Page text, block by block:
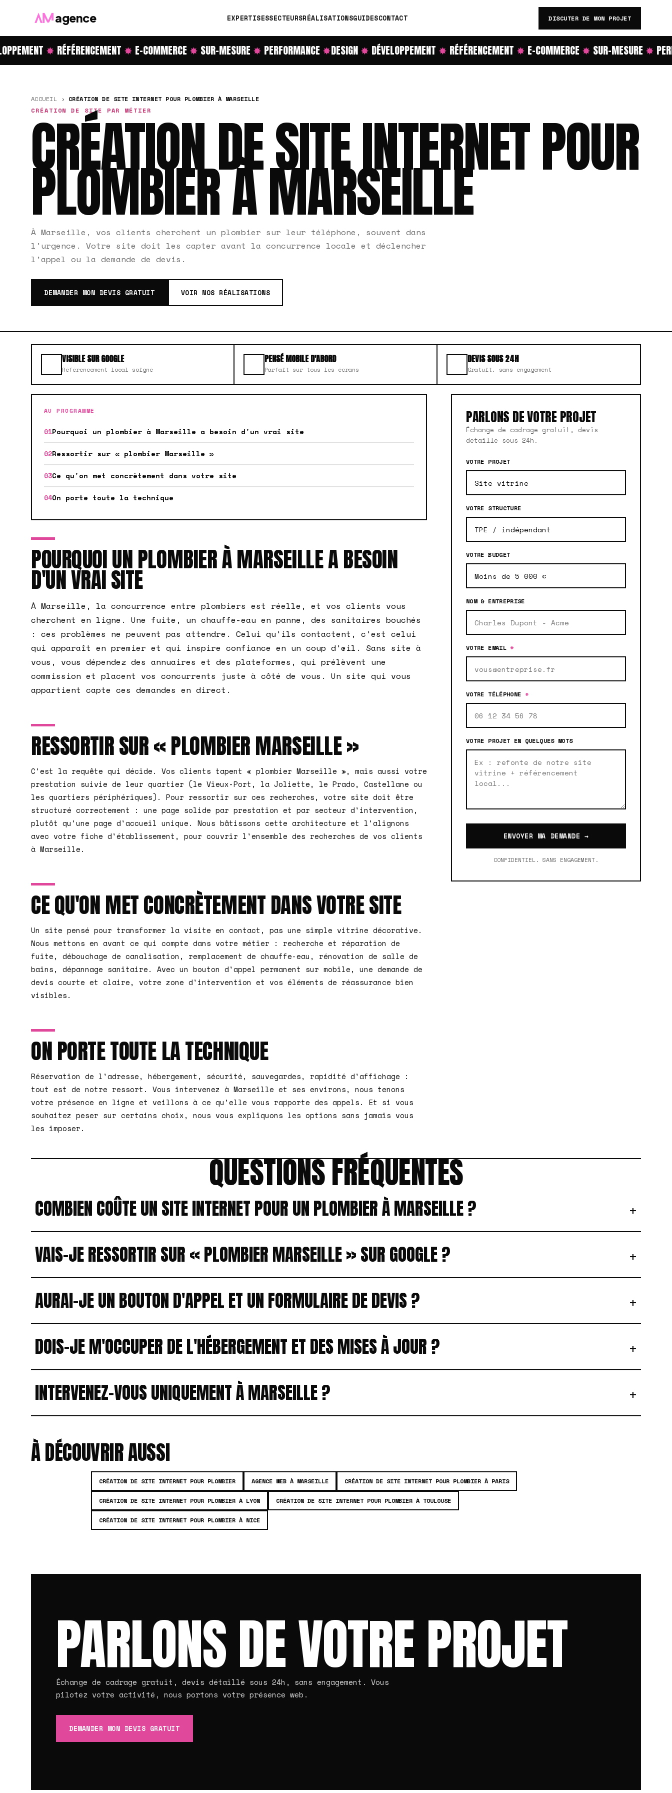
agence EXPERTISESSECTEURSRÉALISATIONSGUIDESCONTACT DISCUTER DE MON PROJET
✸ RÉFÉRENCEMENT✸ E-COMMERCE✸ SUR-MESURE✸ PERFORMANCE✸ DESIGN✸DÉVELOPPEMENT✸ RÉFÉRENCEMENT✸ E-COMMERCE✸ SUR-MESURE✸
ACCUEIL › CRÉATION DE SITE INTERNET POUR PLOMBIER À MARSEILLE
CRÉATION DE SITE PAR MÉTIER
CRÉATION DE SITE INTERNET POUR
PLOMBIER À MARSEILLE
À Marseille, vos clients cherchent un plombier sur leur téléphone, souvent dans
l'urgence. Votre site doit les capter avant la concurrence locale et déclencher
l'appel ou la demande de devis.
DEMANDER MON DEVIS GRATUIT VOIR NOS RÉALISATIONS
VISIBLE SUR GOOGLE
Référencement local soigné
PENSÉ MOBILE D'ABORD
Parfait sur tous les écrans
DEVIS SOUS 24H
Gratuit, sans engagement
AU PROGRAMME
Pourquoi un plombier à Marseille a besoin d'un vrai site
Ressortir sur « plombier Marseille »
Ce qu'on met concrètement dans votre site
On porte toute la technique
POURQUOI UN PLOMBIER À MARSEILLE A BESOIN
D'UN VRAI SITE
À Marseille, la concurrence entre plombiers est réelle, et vos clients vous
cherchent en ligne. Une fuite, un chauffe-eau en panne, des sanitaires bouchés
: ces problèmes ne peuvent pas attendre. Celui qu'ils contactent, c'est celui
qui apparaît en premier et qui inspire confiance en un coup d'œil. Sans site à
vous, vous dépendez des annuaires et des plateformes, qui prélèvent une
commission et placent vos concurrents juste à côté de vous. Un site qui vous
appartient capte ces demandes en direct.
RESSORTIR SUR « PLOMBIER MARSEILLE »
C'est la requête qui décide. Vos clients tapent « plombier Marseille », mais aussi votre
prestation suivie de leur quartier (le Vieux-Port, la Joliette, le Prado, Castellane ou
les quartiers périphériques). Pour ressortir sur ces recherches, votre site doit être
structuré correctement : une page solide par prestation et par secteur d'intervention,
plutôt qu'une page d'accueil unique. Nous bâtissons cette architecture et l'alignons
avec votre fiche d'établissement, pour couvrir l'ensemble des recherches de vos clients
à Marseille.
CE QU'ON MET CONCRÈTEMENT DANS VOTRE SITE
Un site pensé pour transformer la visite en contact, pas une simple vitrine décorative.
Nous mettons en avant ce qui compte dans votre métier : recherche et réparation de
fuite, débouchage de canalisation, remplacement de chauffe-eau, rénovation de salle de
bains, dépannage sanitaire. Avec un bouton d'appel permanent sur mobile, une demande de
devis courte et claire, votre zone d'intervention et vos éléments de réassurance bien
visibles.
ON PORTE TOUTE LA TECHNIQUE
Réservation de l'adresse, hébergement, sécurité, sauvegardes, rapidité d'affichage :
tout est de notre ressort. Vous intervenez à Marseille et ses environs, nous tenons
votre présence en ligne et veillons à ce qu'elle vous rapporte des appels. Et si vous
souhaitez peser sur certains choix, nous vous expliquons les options sans jamais vous
les imposer.
PARLONS DE VOTRE PROJET
Échange de cadrage gratuit, devis
détaillé sous 24h.
VOTRE PROJET
VOTRE STRUCTURE
VOTRE BUDGET
NOM & ENTREPRISE
VOTRE EMAIL *
VOTRE TÉLÉPHONE *
VOTRE PROJET EN QUELQUES MOTS
ENVOYER MA DEMANDE →
CONFIDENTIEL. SANS ENGAGEMENT.
QUESTIONS FRÉQUENTES
COMBIEN COÛTE UN SITE INTERNET POUR UN PLOMBIER À MARSEILLE ? +
VAIS-JE RESSORTIR SUR « PLOMBIER MARSEILLE » SUR GOOGLE ? +
AURAI-JE UN BOUTON D'APPEL ET UN FORMULAIRE DE DEVIS ? +
DOIS-JE M'OCCUPER DE L'HÉBERGEMENT ET DES MISES À JOUR ? +
INTERVENEZ-VOUS UNIQUEMENT À MARSEILLE ? +
À DÉCOUVRIR AUSSI
CRÉATION DE SITE INTERNET POUR PLOMBIER AGENCE WEB À MARSEILLE CRÉATION DE SITE INTERNET POUR PLOMBIER À PARIS
CRÉATION DE SITE INTERNET POUR PLOMBIER À LYON CRÉATION DE SITE INTERNET POUR PLOMBIER À TOULOUSE
CRÉATION DE SITE INTERNET POUR PLOMBIER À NICE
PARLONS DE VOTRE PROJET
Échange de cadrage gratuit, devis détaillé sous 24h, sans engagement. Vous
pilotez votre activité, nous portons votre présence web.
DEMANDER MON DEVIS GRATUIT